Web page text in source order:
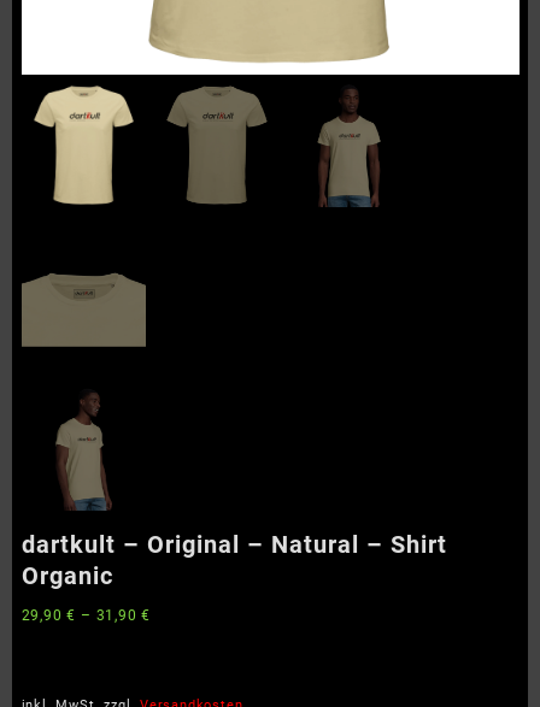
dartkult – Original – Natural – Shirt
Organic
29,90€ – 31,90€